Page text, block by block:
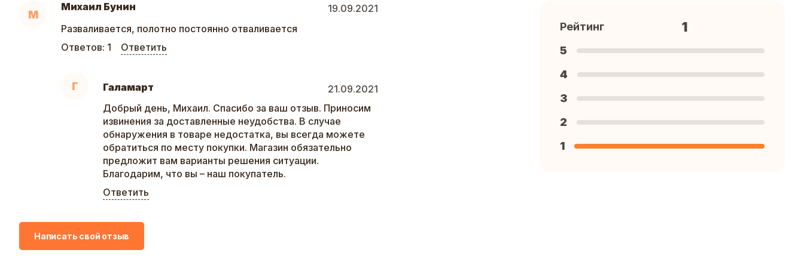
М
Михаил Бунин
19.09.2021
Разваливается, полотно постоянно отваливается
Ответов: 1 Ответить
Г Галамарт
21.09.2021
Добрый день, Михаил. Спасибо за ваш отзыв. Приносим
извинения за доставленные неудобства. В случае
обнаружения в товаре недостатка, вы всегда можете
обратиться по месту покупки. Магазин обязательно
предложит вам варианты решения ситуации.
Благодарим, что вы – наш покупатель.
Ответить
Рейтинг 1
5
4
3
2
1
Написать свой отзыв